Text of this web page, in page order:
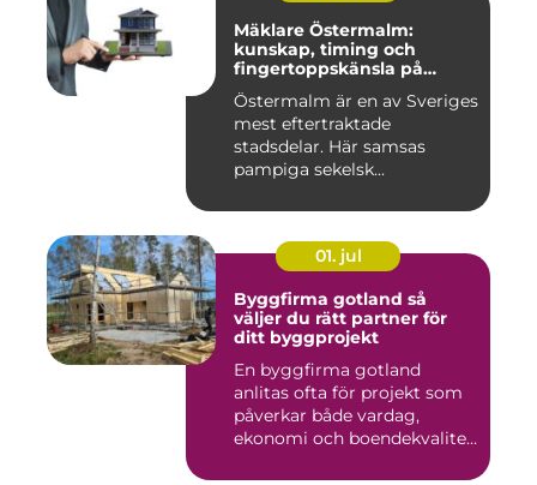
Mäklare Östermalm:
kunskap, timing och
fingertoppskänsla på
stockholms mest klassiska
adress
Östermalm är en av Sveriges
mest eftertraktade
stadsdelar. Här samsas
pampiga sekelsk...
01. jul
Byggfirma gotland så
väljer du rätt partner för
ditt byggprojekt
En byggfirma gotland
anlitas ofta för projekt som
påverkar både vardag,
ekonomi och boendekvalitet